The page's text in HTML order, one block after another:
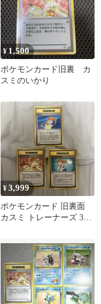
¥1,500
ポケモンカード旧裏 カ
スミのいかり
¥3,999
ポケモンカード 旧裏面
カスミ トレーナーズ 3枚